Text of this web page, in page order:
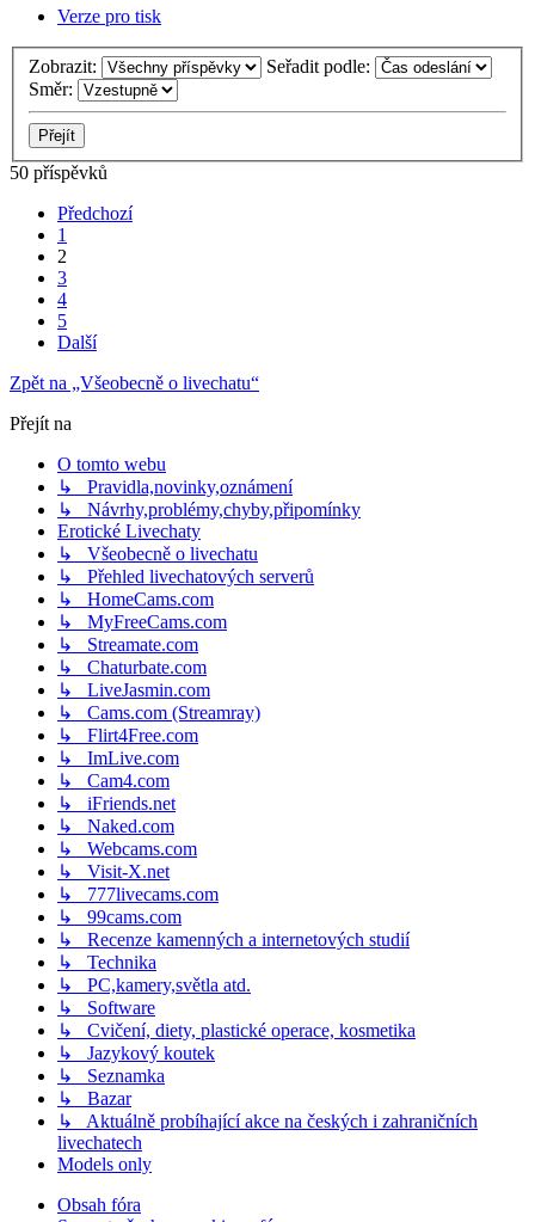
Verze pro tisk
Zobrazit:
Seřadit podle:
Směr:
50 příspěvků
Předchozí
1
2
3
4
5
Další
Zpět na „Všeobecně o livechatu“
Přejít na
O tomto webu
↳ Pravidla,novinky,oznámení
↳ Návrhy,problémy,chyby,připomínky
Erotické Livechaty
↳ Všeobecně o livechatu
↳ Přehled livechatových serverů
↳ HomeCams.com
↳ MyFreeCams.com
↳ Streamate.com
↳ Chaturbate.com
↳ LiveJasmin.com
↳ Cams.com (Streamray)
↳ Flirt4Free.com
↳ ImLive.com
↳ Cam4.com
↳ iFriends.net
↳ Naked.com
↳ Webcams.com
↳ Visit-X.net
↳ 777livecams.com
↳ 99cams.com
↳ Recenze kamenných a internetových studií
↳ Technika
↳ PC,kamery,světla atd.
↳ Software
↳ Cvičení, diety, plastické operace, kosmetika
↳ Jazykový koutek
↳ Seznamka
↳ Bazar
↳ Aktuálně probíhající akce na českých i zahraničních
livechatech
Models only
Obsah fóra